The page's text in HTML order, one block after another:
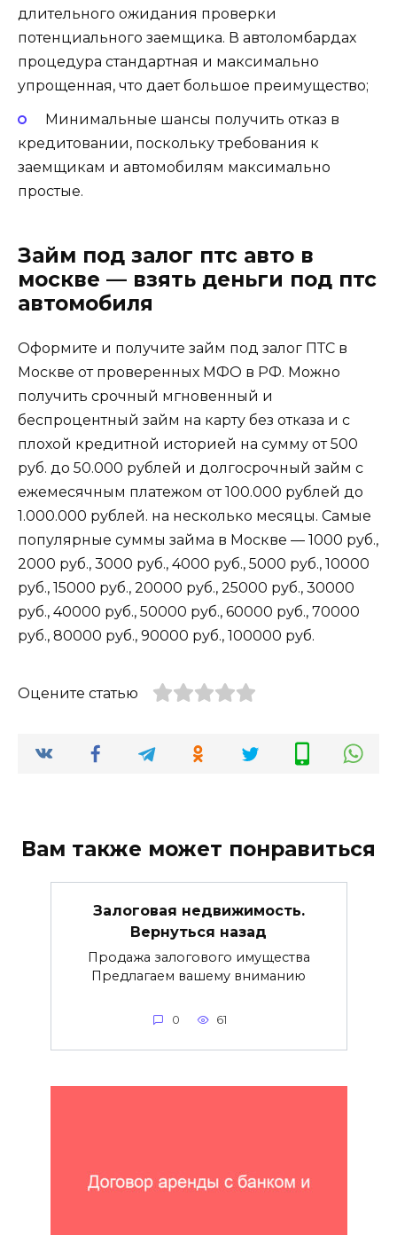
длительного ожидания проверки
потенциального заемщика. В автоломбардах
процедура стандартная и максимально
упрощенная, что дает большое преимущество;
Минимальные шансы получить отказ в
кредитовании, поскольку требования к
заемщикам и автомобилям максимально
простые.
Займ под залог птс авто в
москве — взять деньги под птс
автомобиля
Оформите и получите займ под залог ПТС в
Москве от проверенных МФО в РФ. Можно
получить срочный мгновенный и
беспроцентный займ на карту без отказа и с
плохой кредитной историей на сумму от 500
руб. до 50.000 рублей и долгосрочный займ с
ежемесячным платежом от 100.000 рублей до
1.000.000 рублей. на несколько месяцы. Самые
популярные суммы займа в Москве — 1000 руб.,
2000 руб., 3000 руб., 4000 руб., 5000 руб., 10000
руб., 15000 руб., 20000 руб., 25000 руб., 30000
руб., 40000 руб., 50000 руб., 60000 руб., 70000
руб., 80000 руб., 90000 руб., 100000 руб.
Оцените статью
Вам также может понравиться
Залоговая недвижимость.
Вернуться назад
Продажа залогового имущества
Предлагаем вашему вниманию
0 61